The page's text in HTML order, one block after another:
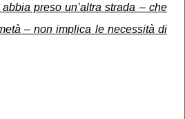
preso un’altra strada – che
– non implica le necessità di